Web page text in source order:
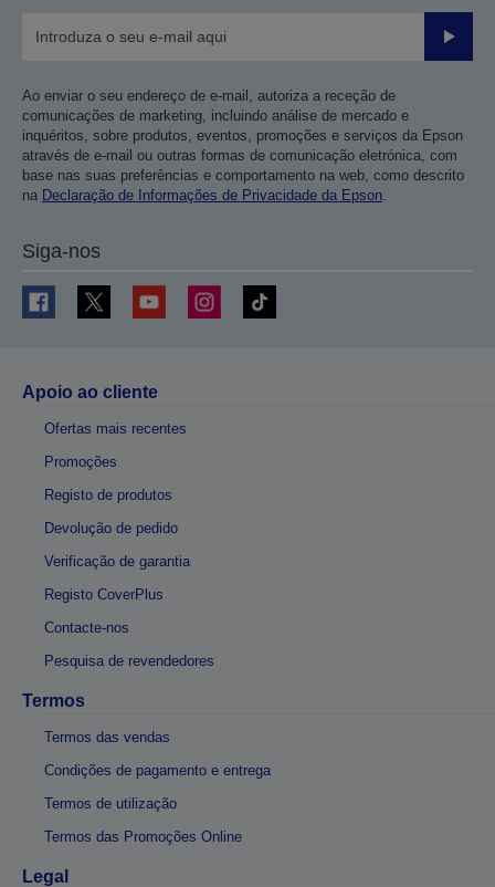
Enviar
Ao enviar o seu endereço de e-mail, autoriza a receção de
comunicações de marketing, incluindo análise de mercado e
inquéritos, sobre produtos, eventos, promoções e serviços da Epson
através de e-mail ou outras formas de comunicação eletrónica, com
base nas suas preferências e comportamento na web, como descrito
na Declaração de Informações de Privacidade da Epson
Siga-nos
Apoio ao cliente
Ofertas mais recentes
Promoções
Registo de produtos
Devolução de pedido
Verificação de garantia
Registo CoverPlus
Contacte-nos
Pesquisa de revendedores
Termos
Termos das vendas
Condições de pagamento e entrega
Termos de utilização
Termos das Promoções Online
Legal